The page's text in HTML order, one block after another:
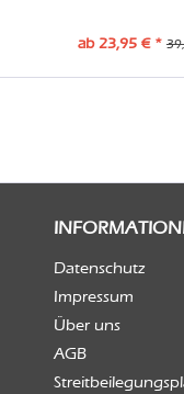
ab 23,95 € *
Datenschutz
Impressum
Über uns
AGB